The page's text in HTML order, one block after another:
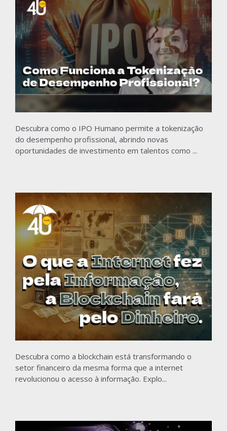
Descubra como o IPO Humano permite a tokenização
do desempenho profissional, abrindo novas
oportunidades de investimento em talentos como ...
Descubra como a blockchain está transformando o
setor financeiro da mesma forma que a internet
revolucionou o acesso à informação. Explo...